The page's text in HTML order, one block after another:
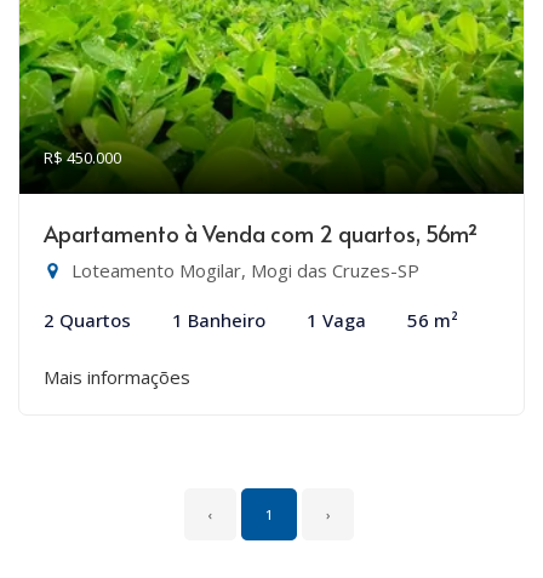
R$ 450.000
Apartamento à Venda com 2 quartos, 56m²
Loteamento Mogilar, Mogi das Cruzes-SP
2 Quartos 1 Banheiro 1 Vaga 56 m²
Mais informações
‹ 1 ›